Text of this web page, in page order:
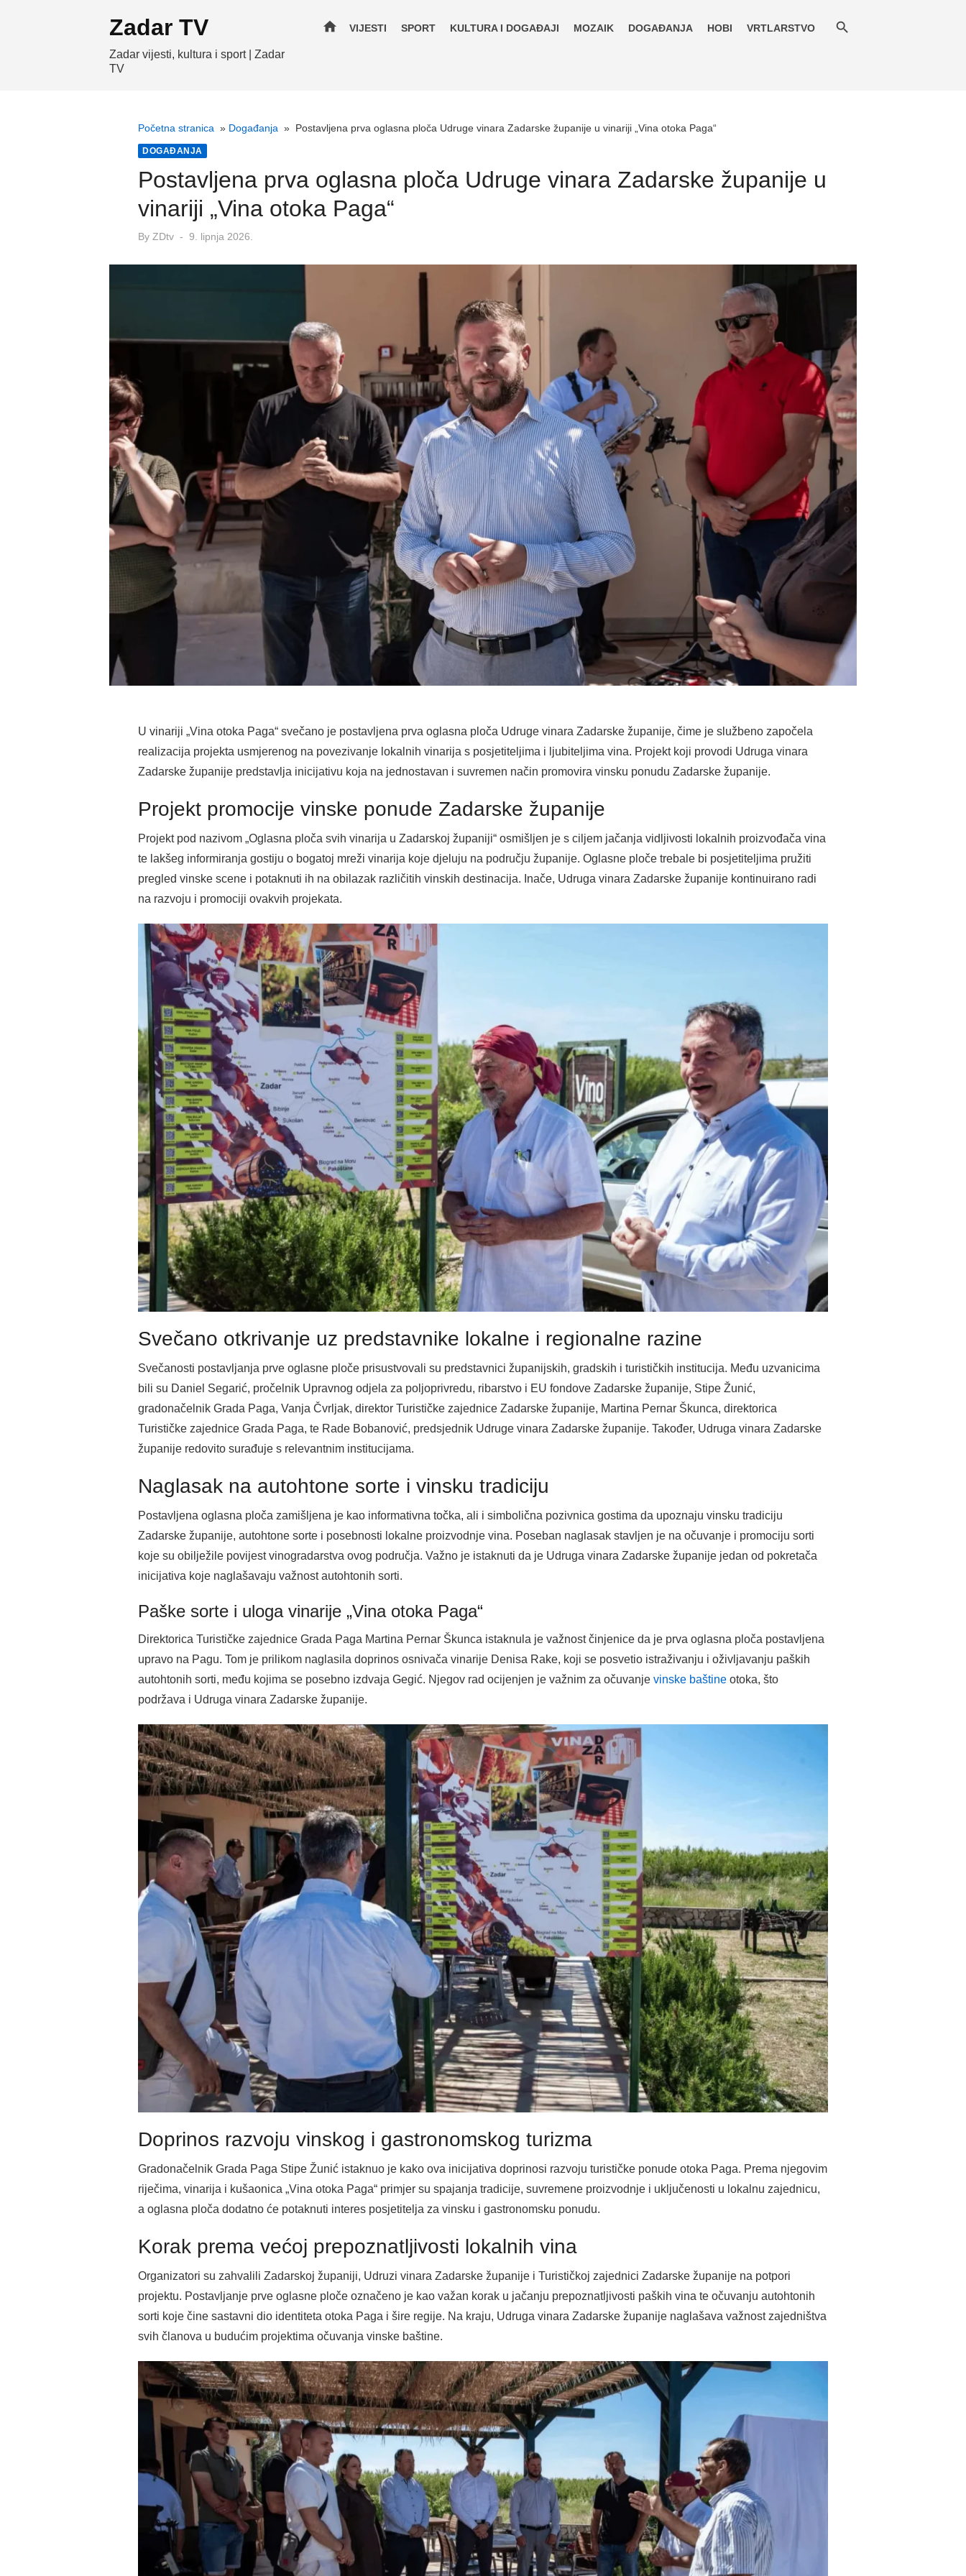
Zadar TV
Zadar vijesti, kultura i sport | Zadar
TV
home VIJESTI SPORT KULTURA I DOGAĐAJI MOZAIK DOGAĐANJA HOBI VRTLARSTVO
Početna stranica » Događanja » Postavljena prva oglasna ploča Udruge vinara Zadarske županije u vinariji „Vina otoka Paga“
DOGAĐANJA
Postavljena prva oglasna ploča Udruge vinara Zadarske županije u
vinariji „Vina otoka Paga“
By ZDtv
Posted
9. lipnja 2026.
U vinariji „Vina otoka Paga“ svečano je postavljena prva oglasna ploča Udruge vinara Zadarske županije, čime je službeno započela
realizacija projekta usmjerenog na povezivanje lokalnih vinarija s posjetiteljima i ljubiteljima vina. Projekt koji provodi Udruga vinara
Zadarske županije predstavlja inicijativu koja na jednostavan i suvremen način promovira vinsku ponudu Zadarske županije.
Projekt promocije vinske ponude Zadarske županije
Projekt pod nazivom „Oglasna ploča svih vinarija u Zadarskoj županiji“ osmišljen je s ciljem jačanja vidljivosti lokalnih proizvođača vina
te lakšeg informiranja gostiju o bogatoj mreži vinarija koje djeluju na području županije. Oglasne ploče trebale bi posjetiteljima pružiti
pregled vinske scene i potaknuti ih na obilazak različitih vinskih destinacija. Inače, Udruga vinara Zadarske županije kontinuirano radi
na razvoju i promociji ovakvih projekata.
Svečano otkrivanje uz predstavnike lokalne i regionalne razine
Svečanosti postavljanja prve oglasne ploče prisustvovali su predstavnici županijskih, gradskih i turističkih institucija. Među uzvanicima
bili su Daniel Segarić, pročelnik Upravnog odjela za poljoprivredu, ribarstvo i EU fondove Zadarske županije, Stipe Žunić,
gradonačelnik Grada Paga, Vanja Čvrljak, direktor Turističke zajednice Zadarske županije, Martina Pernar Škunca, direktorica
Turističke zajednice Grada Paga, te Rade Bobanović, predsjednik Udruge vinara Zadarske županije. Također, Udruga vinara Zadarske
županije redovito surađuje s relevantnim institucijama.
Naglasak na autohtone sorte i vinsku tradiciju
Postavljena oglasna ploča zamišljena je kao informativna točka, ali i simbolična pozivnica gostima da upoznaju vinsku tradiciju
Zadarske županije, autohtone sorte i posebnosti lokalne proizvodnje vina. Poseban naglasak stavljen je na očuvanje i promociju sorti
koje su obilježile povijest vinogradarstva ovog područja. Važno je istaknuti da je Udruga vinara Zadarske županije jedan od pokretača
inicijativa koje naglašavaju važnost autohtonih sorti.
Paške sorte i uloga vinarije „Vina otoka Paga“
Direktorica Turističke zajednice Grada Paga Martina Pernar Škunca istaknula je važnost činjenice da je prva oglasna ploča postavljena
upravo na Pagu. Tom je prilikom naglasila doprinos osnivača vinarije Denisa Rake, koji se posvetio istraživanju i oživljavanju paških
autohtonih sorti, među kojima se posebno izdvaja Gegić. Njegov rad ocijenjen je važnim za očuvanje vinske baštine otoka, što
podržava i Udruga vinara Zadarske županije.
Doprinos razvoju vinskog i gastronomskog turizma
Gradonačelnik Grada Paga Stipe Žunić istaknuo je kako ova inicijativa doprinosi razvoju turističke ponude otoka Paga. Prema njegovim
riječima, vinarija i kušaonica „Vina otoka Paga“ primjer su spajanja tradicije, suvremene proizvodnje i uključenosti u lokalnu zajednicu,
a oglasna ploča dodatno će potaknuti interes posjetitelja za vinsku i gastronomsku ponudu.
Korak prema većoj prepoznatljivosti lokalnih vina
Organizatori su zahvalili Zadarskoj županiji, Udruzi vinara Zadarske županije i Turističkoj zajednici Zadarske županije na potpori
projektu. Postavljanje prve oglasne ploče označeno je kao važan korak u jačanju prepoznatljivosti paških vina te očuvanju autohtonih
sorti koje čine sastavni dio identiteta otoka Paga i šire regije. Na kraju, Udruga vinara Zadarske županije naglašava važnost zajedništva
svih članova u budućim projektima očuvanja vinske baštine.